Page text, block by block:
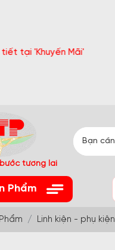
Mãi'
tương lai
Phẩm
Linh kiện - phụ kiện